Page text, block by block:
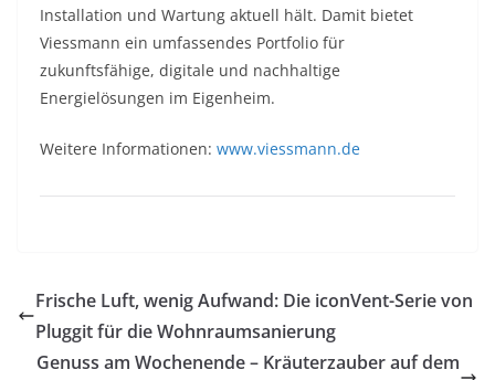
Installation und Wartung aktuell hält. Damit bietet
Viessmann ein umfassendes Portfolio für
zukunftsfähige, digitale und nachhaltige
Energielösungen im Eigenheim.
Weitere Informationen: www.viessmann.de
Frische Luft, wenig Aufwand: Die iconVent-Serie von
Pluggit für die Wohnraumsanierung
Genuss am Wochenende – Kräuterzauber auf dem